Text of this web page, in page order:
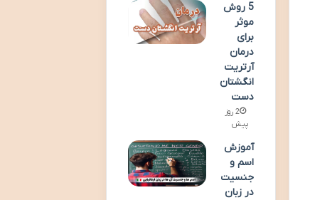
5 روش
موثر
برای
درمان
آرتریت
انگشتان
دست
2 روز
پیش
آموزش
اسم و
جنسیت
در زبان